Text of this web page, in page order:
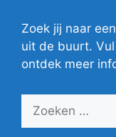
Zoek jij naar
uit de buurt.
ontdek meer
Zoek